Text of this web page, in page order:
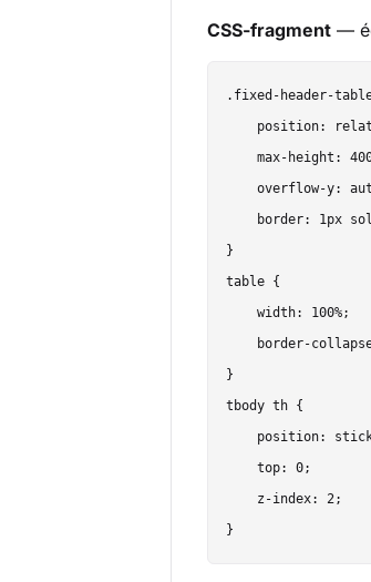
CSS-fragment —
.fixed-header-
position:
max-height:
overflow-y:
border: 1px
}
table {
width: 100%;
border-
}
tbody th {
position:
top: 0;
z-index: 2;